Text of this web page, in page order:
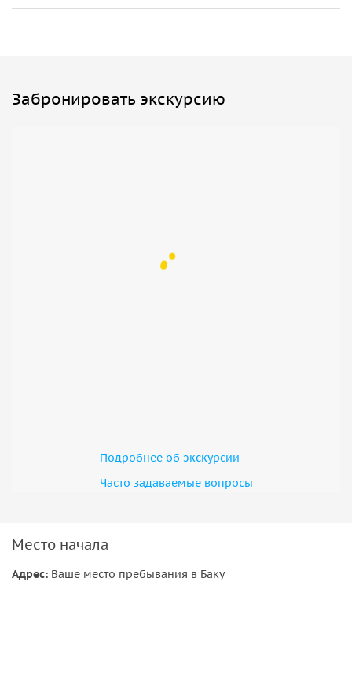
Забронировать экскурсию
Подробнее об экскурсии
Часто задаваемые вопросы
Место начала
Адрес: Ваше место пребывания в Баку